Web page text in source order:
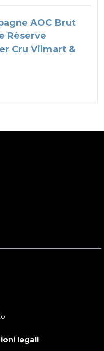
AOC Brut
Rèserve
Cru Vilmart &
legali